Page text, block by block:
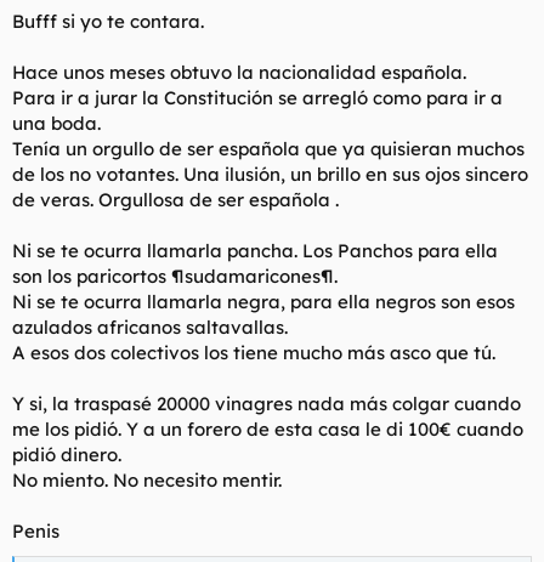
Bufff si yo te contara.
Hace unos meses obtuvo la nacionalidad española.
Para ir a jurar la Constitución se arregló como para ir a
una boda.
Tenía un orgullo de ser española que ya quisieran muchos
de los no votantes. Una ilusión, un brillo en sus ojos sincero
de veras. Orgullosa de ser española .
Ni se te ocurra llamarla pancha. Los Panchos para ella
son los paricortos ¶sudamaricones¶.
Ni se te ocurra llamarla negra, para ella negros son esos
azulados africanos saltavallas.
A esos dos colectivos los tiene mucho más asco que tú.
Y si, la traspasé 20000 vinagres nada más colgar cuando
me los pidió. Y a un forero de esta casa le di 100€ cuando
pidió dinero.
No miento. No necesito mentir.
Penis